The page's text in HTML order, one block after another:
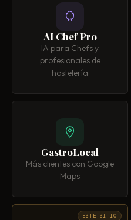
AI Chef Pro
IA para Chefs y
profesionales de
hostelería
GastroLocal
Más clientes con Google
Maps
ESTE SITIO